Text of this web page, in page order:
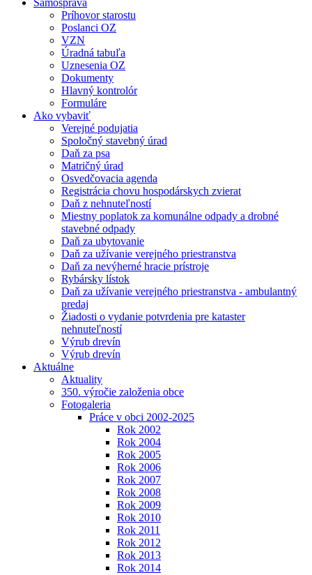
Samospráva
Príhovor starostu
Poslanci OZ
VZN
Úradná tabuľa
Uznesenia OZ
Dokumenty
Hlavný kontrolór
Formuláre
Ako vybaviť
Verejné podujatia
Spoločný stavebný úrad
Daň za psa
Matričný úrad
Osvedčovacia agenda
Registrácia chovu hospodárskych zvierat
Daň z nehnuteľností
Miestny poplatok za komunálne odpady a drobné
stavebné odpady
Daň za ubytovanie
Daň za užívanie verejného priestranstva
Daň za nevýherné hracie prístroje
Rybársky lístok
Daň za užívanie verejného priestranstva - ambulantný
predaj
Žiadosti o vydanie potvrdenia pre kataster
nehnuteľností
Výrub drevín
Výrub drevín
Aktuálne
Aktuality
350. výročie založenia obce
Fotogaleria
Práce v obci 2002-2025
Rok 2002
Rok 2004
Rok 2005
Rok 2006
Rok 2007
Rok 2008
Rok 2009
Rok 2010
Rok 2011
Rok 2012
Rok 2013
Rok 2014